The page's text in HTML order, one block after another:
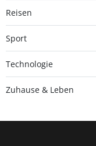
Reisen
Sport
Technologie
Zuhause & Leben